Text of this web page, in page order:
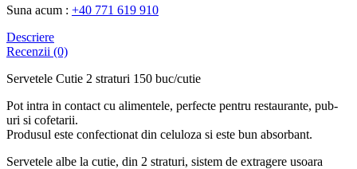
Suna acum : +40 771 619 910
Descriere
Recenzii (0)
Servetele Cutie 2 straturi 150 buc/cutie
Pot intra in contact cu alimentele, perfecte pentru restaurante, pub-
uri si cofetarii.
Produsul este confectionat din celuloza si este bun absorbant.
Servetele albe la cutie, din 2 straturi, sistem de extragere usoara